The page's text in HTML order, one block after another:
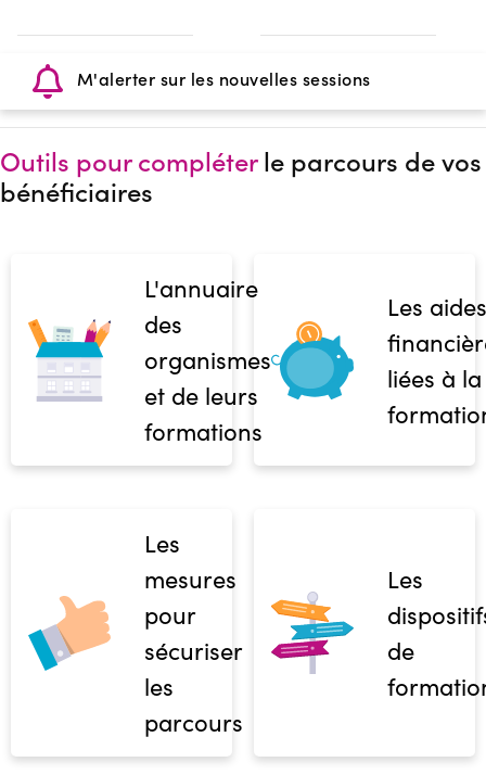
M'alerter sur les nouvelles sessions
Outils pour compléterle parcours de vos
bénéficiaires
L'annuaire
des
organismes
et de leurs
formations
Les aides
liées à la
Les
mesures
pour
sécuriser
les
parcours
Les
de